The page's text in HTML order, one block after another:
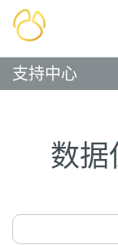
支持中心
数据